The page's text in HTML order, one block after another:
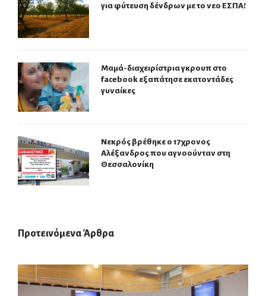
για φύτευση δένδρων με το νεο ΕΣΠΑ!
Μαμά-διαχειρίστρια γκρουπ στο
facebook εξαπάτησε εκατοντάδες
γυναίκες
Νεκρός βρέθηκε ο 17χρονος
Αλέξανδρος που αγνοούνταν στη
Θεσσαλονίκη
Προτεινόμενα Άρθρα